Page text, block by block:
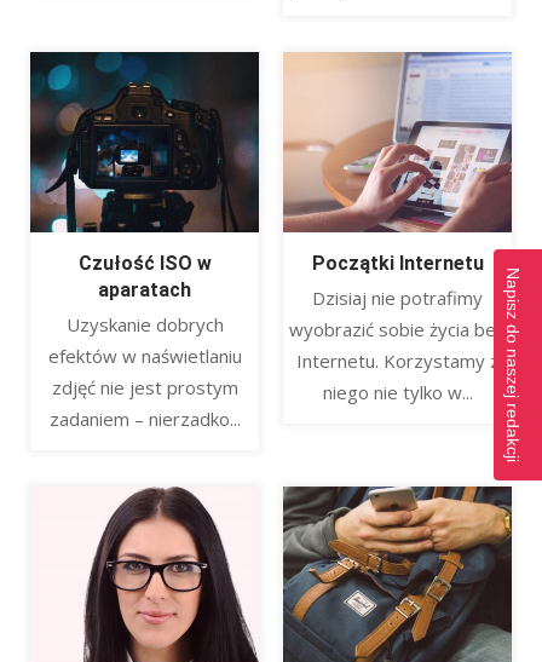
Czułość ISO w
aparatach
Uzyskanie dobrych
efektów w naświetlaniu
zdjęć nie jest prostym
zadaniem – nierzadko...
Początki Internetu
Dzisiaj nie potrafimy
wyobrazić sobie życia bez
Internetu. Korzystamy z
niego nie tylko w...
Napisz do naszej redakcji